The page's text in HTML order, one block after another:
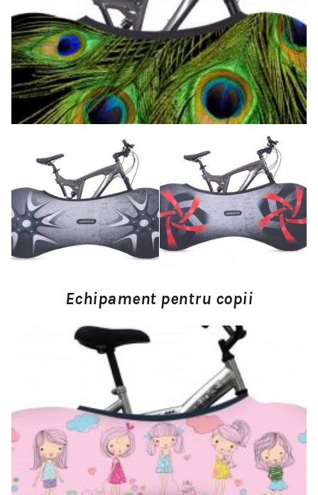
Echipament pentru copii